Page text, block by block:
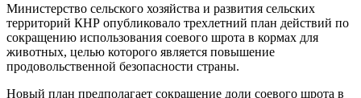
Министерство сельского хозяйства и развития сельских
территорий КНР опубликовало трехлетний план действий по
сокращению использования соевого шрота в кормах для
животных, целью которого является повышение
продовольственной безопасности страны.
Новый план предполагает сокращение доли соевого шрота в